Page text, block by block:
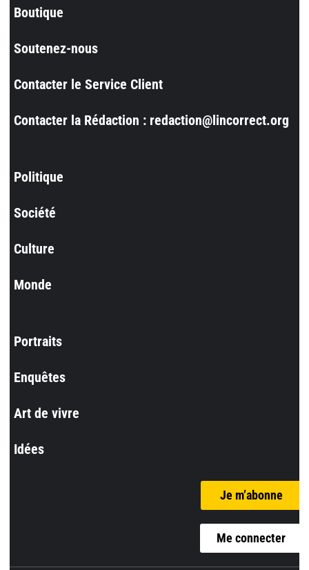
Boutique
Soutenez-nous
Contacter le Service Client
Contacter la Rédaction : redaction@lincorrect.org
Politique
Société
Culture
Monde
Portraits
Enquêtes
Art de vivre
Idées
Je m’abonne
Me connecter